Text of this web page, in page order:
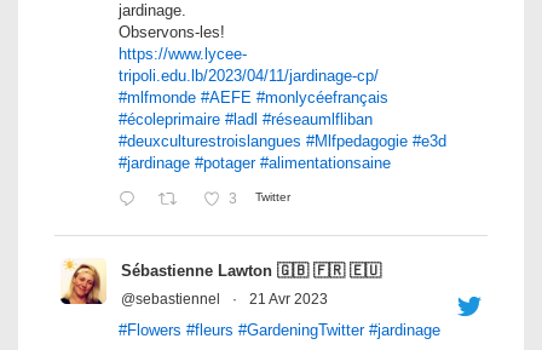
jardinage.
Observons-les!
https://www.lycee-
tripoli.edu.lb/2023/04/11/jardinage-cp/
#mlfmonde #AEFE #monlycéefrançais
#écoleprimaire #ladl #réseaumlfliban
#deuxculturestroislangues #Mlfpedagogie #e3d
#jardinage #potager #alimentationsaine
3 Twitter
Sébastienne Lawton 🇬🇧 🇫🇷 🇪🇺
@sebastiennel · 21 Avr 2023
#Flowers #fleurs #GardeningTwitter #jardinage